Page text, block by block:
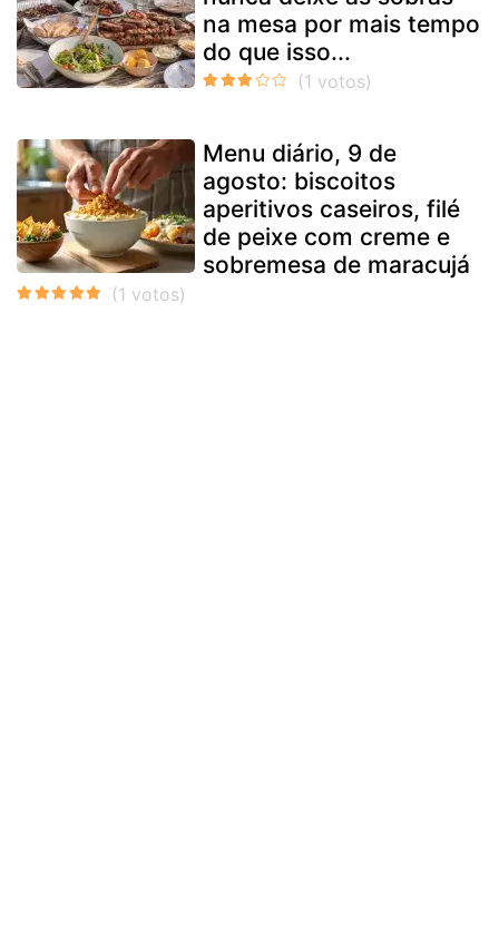
na mesa por mais tempo
do que isso...
Menu diário, 9 de
agosto: biscoitos
aperitivos caseiros, filé
de peixe com creme e
sobremesa de maracujá